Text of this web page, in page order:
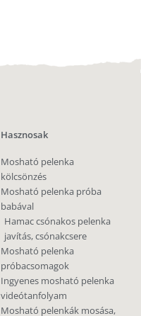
Hasznosak
Mosható pelenka
kölcsönzés
Mosható pelenka próba
babával
Hamac csónakos pelenka
javítás, csónakcsere
Mosható pelenka
próbacsomagok
Ingyenes mosható pelenka
videótanfolyam
Mosható pelenkák mosása,